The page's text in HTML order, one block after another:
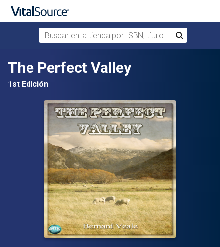
Saltar al contenido principal
Buscar en la tienda por ISBN, título o autor
Buscar
The Perfect Valley
1st Edición